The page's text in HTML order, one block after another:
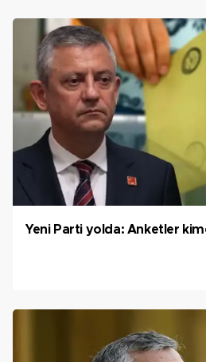
Yeni Parti yolda: Anketler